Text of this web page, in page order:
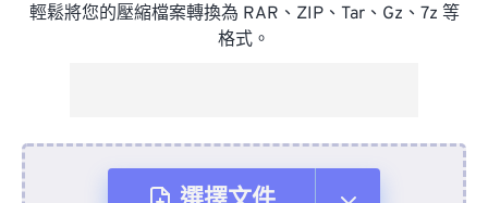
輕鬆將您的壓縮檔案轉換為 RAR、ZIP、Tar、Gz、7z 等
格式。